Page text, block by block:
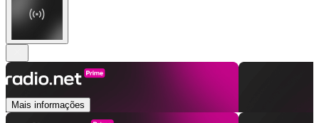
Mais informações